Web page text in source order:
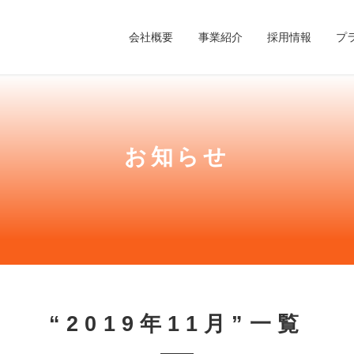
会社概要 事業紹介 採用情報 プ
お知らせ
“2019年11月”一覧